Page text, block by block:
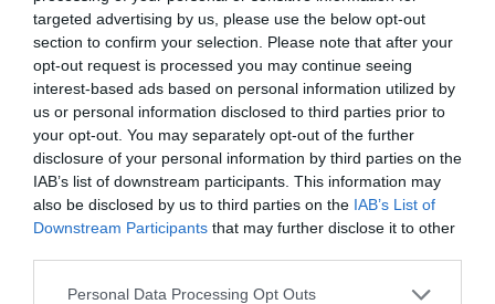
targeted advertising by us, please use the below opt-out
section to confirm your selection. Please note that after your
opt-out request is processed you may continue seeing
interest-based ads based on personal information utilized by
us or personal information disclosed to third parties prior to
your opt-out. You may separately opt-out of the further
disclosure of your personal information by third parties on the
IAB’s list of downstream participants. This information may
also be disclosed by us to third parties on the IAB’s List of
Downstream Participants that may further disclose it to other
Please note that this website/app uses one or more Google
Personal Data Processing Opt Outs
αγώνες του Διρού
Με εξαιρετικές εμφανίσεις και σημαντικές θέσεις στο
βάθρο, οι αθλητές και οι αθλήτριες του Παναθηναϊκού
ξεχώρισαν στους αγώνες του Σκοπευτικού Ομίλου Ταίναρο
στο Διρό.
27.06.2026 ΣΚΟΠΟΒΟΛΗ